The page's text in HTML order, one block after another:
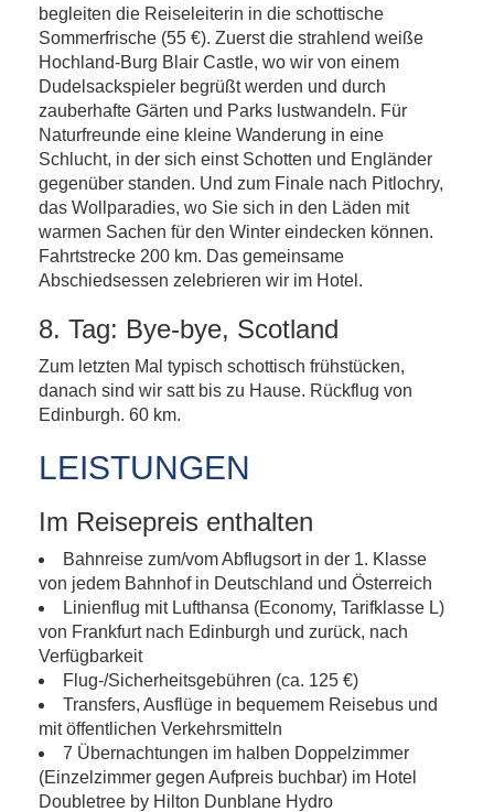
begleiten die Reiseleiterin in die schottische
Sommerfrische (55 €). Zuerst die strahlend weiße
Hochland-Burg Blair Castle, wo wir von einem
Dudelsackspieler begrüßt werden und durch
zauberhafte Gärten und Parks lustwandeln. Für
Naturfreunde eine kleine Wanderung in eine
Schlucht, in der sich einst Schotten und Engländer
gegenüber standen. Und zum Finale nach Pitlochry,
das Wollparadies, wo Sie sich in den Läden mit
warmen Sachen für den Winter eindecken können.
Fahrtstrecke 200 km. Das gemeinsame
Abschiedsessen zelebrieren wir im Hotel.
8. Tag: Bye-bye, Scotland
Zum letzten Mal typisch schottisch frühstücken,
danach sind wir satt bis zu Hause. Rückflug von
Edinburgh. 60 km.
LEISTUNGEN
Im Reisepreis enthalten
Bahnreise zum/vom Abflugsort in der 1. Klasse
von jedem Bahnhof in Deutschland und Österreich
Linienflug mit Lufthansa (Economy, Tarifklasse L)
von Frankfurt nach Edinburgh und zurück, nach
Verfügbarkeit
Flug-/Sicherheitsgebühren (ca. 125 €)
Transfers, Ausflüge in bequemem Reisebus und
mit öffentlichen Verkehrsmitteln
7 Übernachtungen im halben Doppelzimmer
(Einzelzimmer gegen Aufpreis buchbar) im Hotel
Doubletree by Hilton Dunblane Hydro